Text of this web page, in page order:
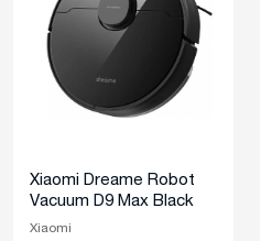
Xiaomi Dreame Robot
Vacuum D9 Max Black
Xiaomi